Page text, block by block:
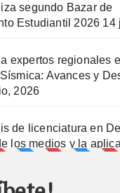
segundo Bazar de
Estudiantil 2026 14
expertos regionales
Avances y
2026
de licenciatura en
los medios y la